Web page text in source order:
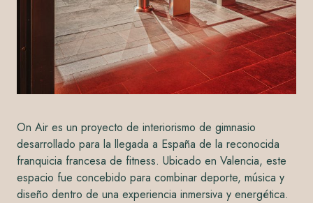
On Air es un proyecto de interiorismo de gimnasio
desarrollado para la llegada a España de la reconocida
franquicia francesa de fitness. Ubicado en Valencia, este
espacio fue concebido para combinar deporte, música y
diseño dentro de una experiencia inmersiva y energética.